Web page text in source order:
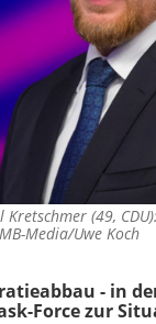
Kretschmer (49,
Media/Uwe Koch
- in
Force zur